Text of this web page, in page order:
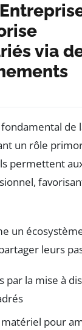
via
de
un rôle
permettent
un
leurs
par la mise à
pour